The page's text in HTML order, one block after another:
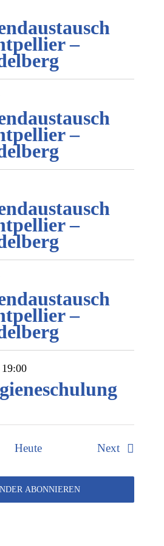
–
–
–
–
19:00
Heute Next
ABONNIEREN